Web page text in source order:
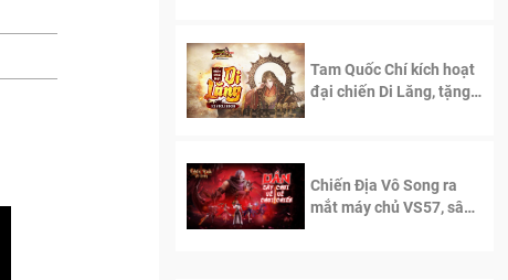
Tam Quốc Chí kích hoạt
đại chiến Di Lăng, tặng
Chiến Địa Vô Song ra
mắt máy chủ VS57, sân